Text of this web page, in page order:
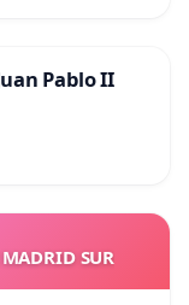
Pablo II
SUR